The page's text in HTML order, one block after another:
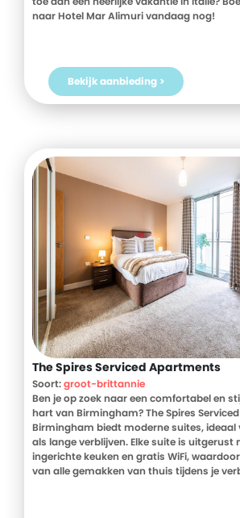
naar Hotel Mar Alimuri vandaag nog!
Bekijk aanbieding >
The Spires Serviced Apartments
Soort:groot-brittannie
Ben je op zoek naar een comfortabel en
hart van Birmingham? The Spires
Birmingham biedt moderne suites, ideaal
als lange verblijven. Elke suite is uitgerust
ingerichte keuken en gratis WiFi,
van alle gemakken van thuis tijdens je
treinstation Birmingham New Street op
dit de perfecte uitvalsbasis om de stad te